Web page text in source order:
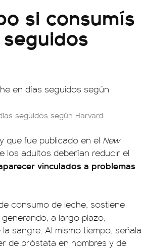
si consumís
seguidos según Harvard.
que fue publicado en el New
los adultos deberían reducir el
vinculados a problemas
consumo de leche, sostiene
generando, a largo plazo,
sangre. Al mismo tiempo, señala
de próstata en hombres y de